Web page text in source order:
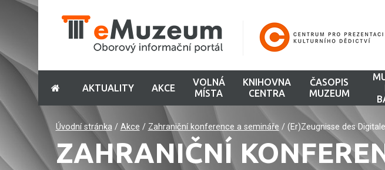
AKTUALITY AKCE
VOLNÁ
MÍSTA
KNIHOVNA
CENTRA
ČASOPIS
MUZEUM
Úvodní stránka/ Akce / Zahraniční konference a semináře / (Er)Zeugnisse des
ZAHRANIČNÍ